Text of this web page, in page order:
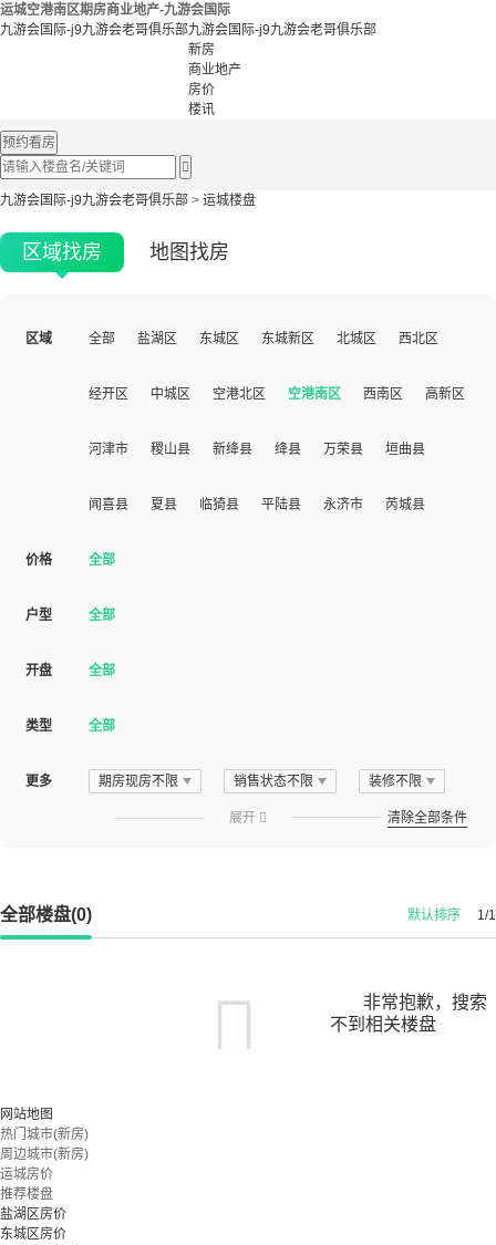
运城空港南区期房商业地产-九游会国际
九游会国际-j9九游会老哥俱乐部九游会国际-j9九游会老哥俱乐部
新房
商业地产
房价
楼讯
预约看房

九游会国际-j9九游会老哥俱乐部 > 运城楼盘
区域找房 地图找房
区域 全部 盐湖区 东城区 东城新区 北城区 西北区
经开区 中城区 空港北区 空港南区 西南区 高新区
河津市 稷山县 新绛县 绛县 万荣县 垣曲县
闻喜县 夏县 临猗县 平陆县 永济市 芮城县
价格 全部
户型 全部
开盘 全部
类型 全部
更多 期房现房不限 销售状态不限 装修不限
展开  清除全部条件
全部楼盘(0) 1/1
默认排序
非常抱歉，搜索
不到相关楼盘
网站地图
热门城市(新房)
周边城市(新房)
运城房价
推荐楼盘
盐湖区房价
东城区房价